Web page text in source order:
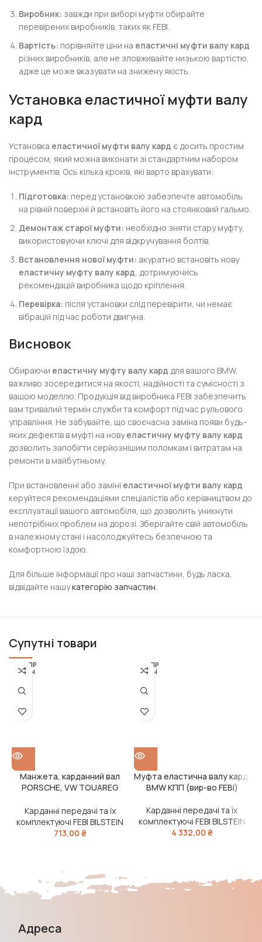
Виробник: завжди при виборі муфти обирайте
перевірених виробників, таких як FEBI.
Вартість: порівняйте ціни на еластичні муфти валу кард
різних виробників, але не зловживайте низькою вартістю,
адже це може вказувати на знижену якість.
Установка еластичної муфти валу
кард
Установка еластичної муфти валу кард є досить простим
процесом, який можна виконати зі стандартним набором
інструментів. Ось кілька кроків, які варто врахувати:
Підготовка: перед установкою забезпечте автомобіль
на рівній поверхні й встановіть його на стоянковий гальмо.
Демонтаж старої муфти: необхідно зняти стару муфту,
використовуючи ключі для відкручування болтів.
Встановлення нової муфти: акуратно встановіть нову
еластичну муфту валу кард, дотримуючись
рекомендацій виробника щодо кріплення.
Перевірка: після установки слід перевірити, чи немає
вібрацій під час роботи двигуна.
Висновок
Обираючи еластичну муфту валу кард для вашого BMW,
важливо зосередитися на якості, надійності та сумісності з
вашою моделлю. Продукція від виробника FEBI забезпечить
вам тривалий термін служби та комфорт під час рульового
управління. Не забувайте, що своєчасна заміна появи будь-
яких дефектів в муфті на новуеластичну муфту валу кард
дозволить запобігти серйознішим поломкам і витратам на
ремонти в майбутньому.
При встановленні або заміні еластичної муфти валу кард
керуйтеся рекомендаціями спеціалістів або керівництвом до
експлуатації вашого автомобіля, що дозволить уникнути
непотрібних проблем на дорозі. Зберігайте свій автомобіль
в належному стані і насолоджуйтесь безпечною та
комфортною їздою.
Для більше інформації про наші запчастини, будь ласка,
відвідайте нашукатегорію запчастин.
Супутні товари
РОЗПР
ОДАН
Манжета, карданний вал
PORSCHE, VW TOUAREG
Карданні передачі та їх
комплектуючі FEBI BILSTEIN
713,00 ₴
РОЗПР
ОДАН
Муфта еластична валу кард.
BMW КПП (вир-во FEBI)
Карданні передачі та їх
комплектуючі FEBI BILSTEIN
4 332,00 ₴
Адреса